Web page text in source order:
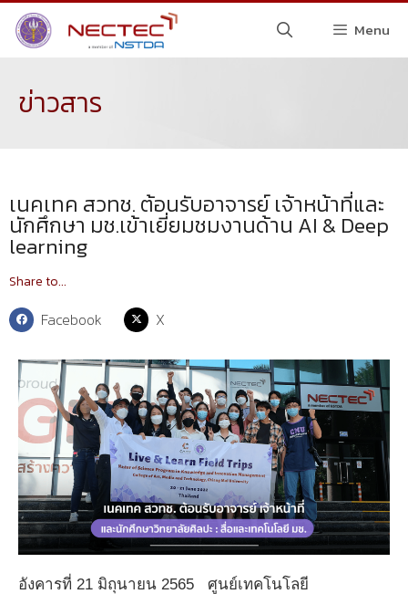
Menu
ข่าวสาร
เนคเทค สวทช. ต้อนรับอาจารย์ เจ้าหน้าที่และ
นักศึกษา มช.เข้าเยี่ยมชมงานด้าน AI & Deep
learning
Share to...
Facebook X
อังคารที่ 21 มิถุนายน 2565 ศูนย์เทคโนโลยี